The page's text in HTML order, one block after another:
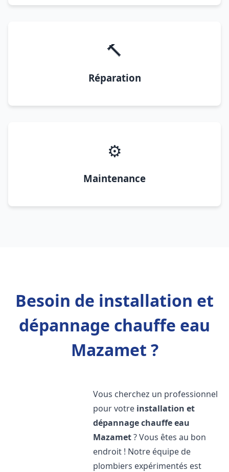
🔨
Réparation
⚙️
Maintenance
Besoin de installation et
dépannage chauffe eau
Mazamet ?
Vous cherchez un professionnel
pour votre installation et
dépannage chauffe eau
Mazamet? Vous êtes au bon
endroit ! Notre équipe de
plombiers expérimentés est